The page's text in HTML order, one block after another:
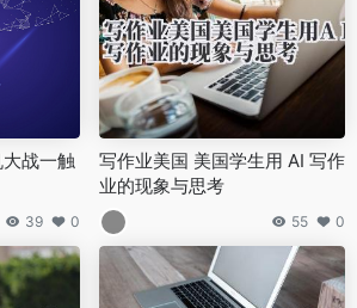
战一触
39 0
写作业美国 美国学生用 AI 写作
业的现象与思考
55 0